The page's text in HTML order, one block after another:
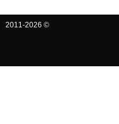
2011-2026 ©